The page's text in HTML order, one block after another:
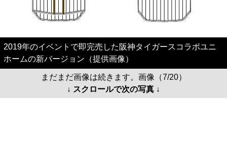
2019年のイベントで即完売した阪神タイガースコラボユニ
ホームの新バージョン（提供画像）
まだまだ画像は続きます。画像（7/20）
↓ スクロールで次の写真 ↓